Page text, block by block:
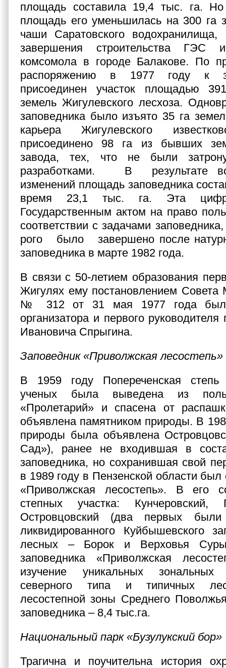
площадь составила 19,4 тыс. га.
площадь его уменьшилась на 300 га
чаши Саратовского водохранилища,
завершения строительства ГЭС
комсомола в городе Балакове. По
распоряжению в 1977 году к
присоединен участок площадью
земель Жигулевского лесхоза.
заповед­ника было изъято 35 га
карьера Жигулевского
присоединено 98 га из бывших
завода, тех, что не были
разработками. В результате
изменений площадь заповедника
время 23,1 тыс. га. Эта
Государственным актом на право
соответствии с задачами
рого было завершено после
заповедника в марте 1982 года.
В связи с 50-летием образования
Жигулях ему постановлением
№ 312 от 31 мая 1977 года
организатора и первого
Ивановича Спрыгина.
Заповедник «Приволжская лесостепь»
В 1959 году Попереченская степь
ученых была выведена из
«Пролетарий» и спасена от
объявлена памятником природы. В
природы была объявлена
Сад»), ранее не входившая в
заповедника, но сохранившая свой
в 1989 году в Пензенской области был
«Приволжская лесостепь». В его
степных участка: Кунчеровский,
Островцовский (два первых были
ликвидированного Куйбышевского
лесных – Борок и Верховья
заповедника «Приволжская
изучение уникальных
северного типа и типичных
лесостепной зоны Среднего
заповедника – 8,4 тыс.га.
Национальный парк «Бузулукский бор»
Трагична и поучительна история